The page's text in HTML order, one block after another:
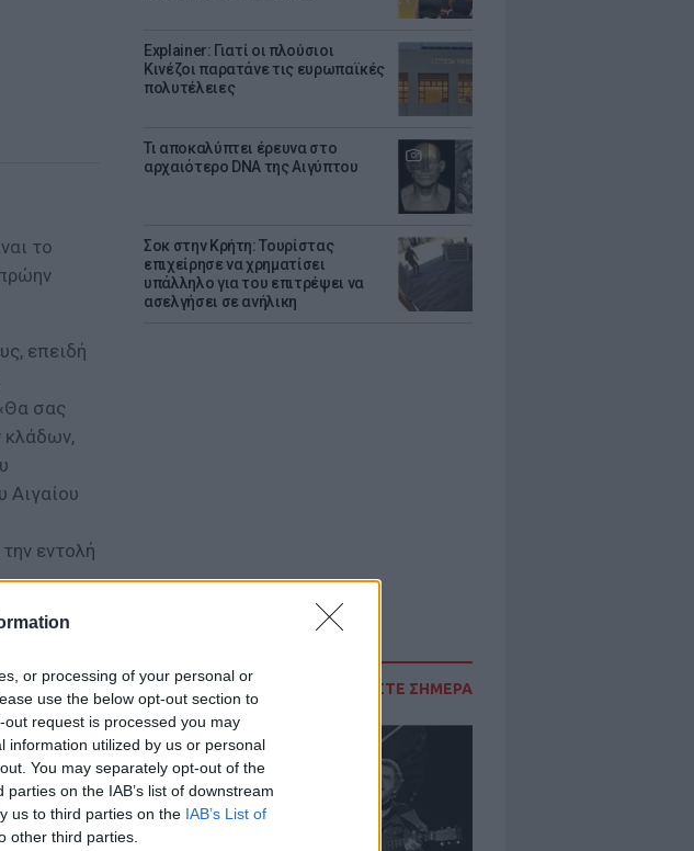
or processing of your personal or
use the below opt-out section to
request is processed you may
information utilized by us or personal
You may separately opt-out of the
on the IAB’s list of downstream
us to third parties on the IAB’s List of
other third parties.
Explainer: Γιατί οι πλούσιοι
Κινέζοι παρατάνε τις ευρωπαϊκές
πολυτέλειες
Τι αποκαλύπτει έρευνα στο
αρχαιότερο DNA της Αιγύπτου
Σοκ στην Κρήτη: Τουρίστας
επιχείρησε να χρηματίσει
υπάλληλο για του επιτρέψει να
ασελγήσει σε ανήλικη
ΔΙΑΒΑΣΤΕ ΣΗΜΕΡΑ
το
επειδή
σας
κλάδων,
Αιγαίου
εντολή